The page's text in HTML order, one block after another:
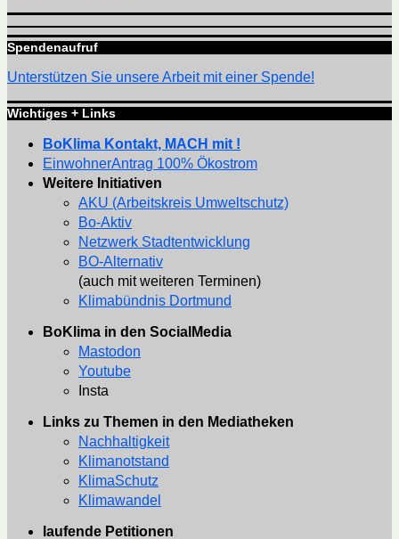
Spendenaufruf
Unterstützen Sie unsere Arbeit mit einer Spende!
Wichtiges + Links
BoKlima Kontakt, MACH mit !
EinwohnerAntrag 100% Ökostrom
Weitere Initiativen
AKU (Arbeitskreis Umweltschutz)
Bo-Aktiv
Netzwerk Stadtentwicklung
BO-Alternativ
(auch mit weiteren Terminen)
Klimabündnis Dortmund
BoKlima in den SocialMedia
Mastodon
Youtube
Insta
Links zu Themen in den Mediatheken
Nachhaltigkeit
Klimanotstand
KlimaSchutz
Klimawandel
laufende Petitionen